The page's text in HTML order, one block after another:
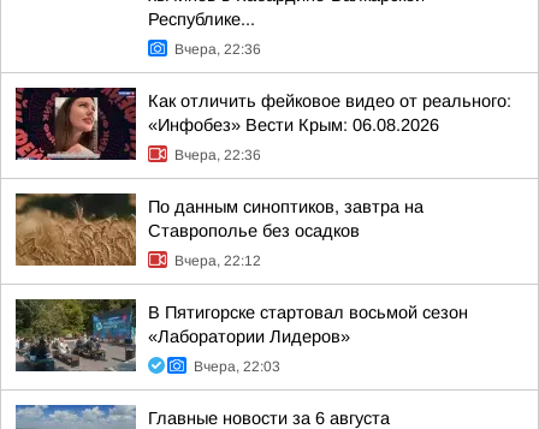
Республике...
Вчера, 22:36
Как отличить фейковое видео от реального:
«Инфобез» Вести Крым: 06.08.2026
Вчера, 22:36
По данным синоптиков, завтра на
Ставрополье без осадков
Вчера, 22:12
В Пятигорске стартовал восьмой сезон
«Лаборатории Лидеров»
Вчера, 22:03
Главные новости за 6 августа